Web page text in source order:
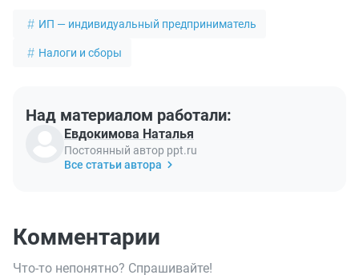
ИП — индивидуальный предприниматель
Налоги и сборы
Над материалом работали:
Евдокимова Наталья
Постоянный автор ppt.ru
Все статьи автора
Комментарии
Что-то непонятно? Спрашивайте!